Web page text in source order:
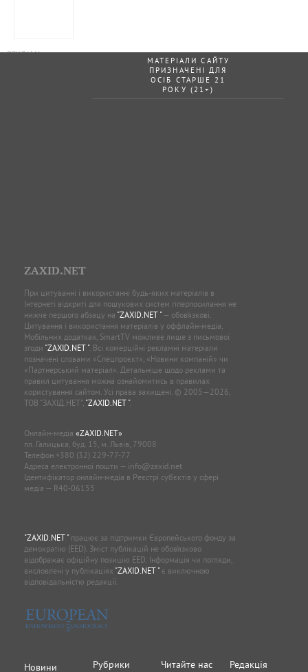
МАТЕРІАЛИ САЙТУ
ПРИЗНАЧЕНІ ДЛЯ
ОСІБ СТАРШЕ 21
РОКУ (21+)
ZAXID.NET
При цитуванні і використанні будь-яких матеріалів в
Інтернеті відкриті для пошукових систем гіперпосилання не
нижче першого абзацу на "ZAXID.NET "— обов’язкові.
Цитування і використання матеріалів у оффлайн-медіа,
Мобільних додатках, SmartTV можливе лише з письмової
згоди "ZAXID.NET ". Всі комерційні рекламні матеріали
позначені словами «Спецпроєкт», «Новини компаній» чи
«Партнерський матеріал». Детальніше щодо реклами та
правил цитування можна ознайомитись в правилах
користування сайтом. Усі права захищені. © 2005—2026,
ТОВ “ЗАХІД.НЕТ”, "ZAXID.NET ".
Онлайн-медіа «ZAXID.NET»
пл. Галицька, буд. 15, м. Львів, 79008
Телефон +380 (32) 229-77-77
Адреса електронної пошти — info@zaxid.net
Ідентифікатор онлайн-медіа в Реєстрі суб'єктів у сфері
медіа — R40-06155
"ZAXID.NET "працює за підтримки Європейського фонду за
демократію (EED). Зміст публікацій не обов’язково
відображає офіційну позицію EED. Інформація чи погляди,
висловлені у публікаціях "ZAXID.NET "є виключною
відповідальністю редакції.
Новини Рубрики Читайте нас Редакція